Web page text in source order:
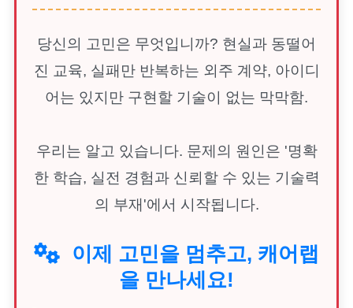
당신의 고민은 무엇입니까? 현실과 동떨어
진 교육, 실패만 반복하는 외주 계약, 아이디
어는 있지만 구현할 기술이 없는 막막함.
우리는 알고 있습니다. 문제의 원인은 '명확
한 학습, 실전 경험과 신뢰할 수 있는 기술력
의 부재'에서 시작됩니다.
이제 고민을 멈추고, 캐어랩
을 만나세요!